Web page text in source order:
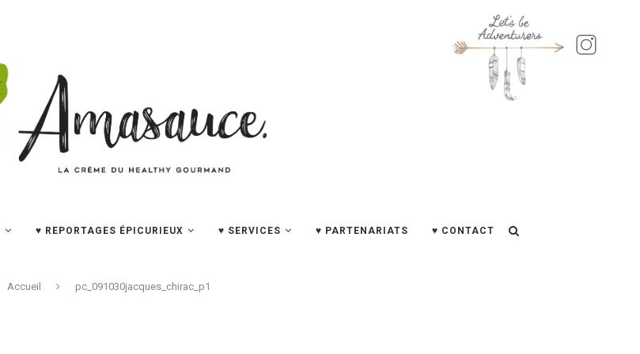
♥ REPORTAGES ÉPICURIEUX ♥ SERVICES ♥ PARTENARIATS ♥ CONTACT
Accueil pc_091030jacques_chirac_p1